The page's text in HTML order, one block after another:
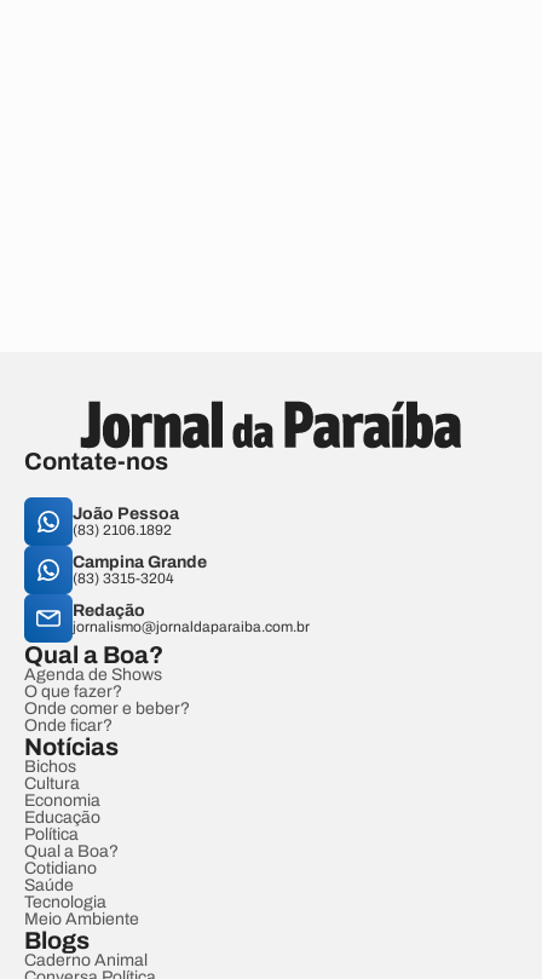
Contate-nos
João Pessoa
(83) 2106.1892
Campina Grande
(83) 3315-3204
Redação
jornalismo@jornaldaparaiba.com.br
Qual a Boa?
Agenda de Shows
O que fazer?
Onde comer e beber?
Onde ficar?
Notícias
Bichos
Cultura
Economia
Educação
Política
Qual a Boa?
Cotidiano
Saúde
Tecnologia
Meio Ambiente
Blogs
Caderno Animal